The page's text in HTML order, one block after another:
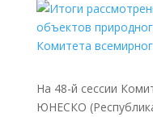
На 48-й сессии
ЮНЕСКО